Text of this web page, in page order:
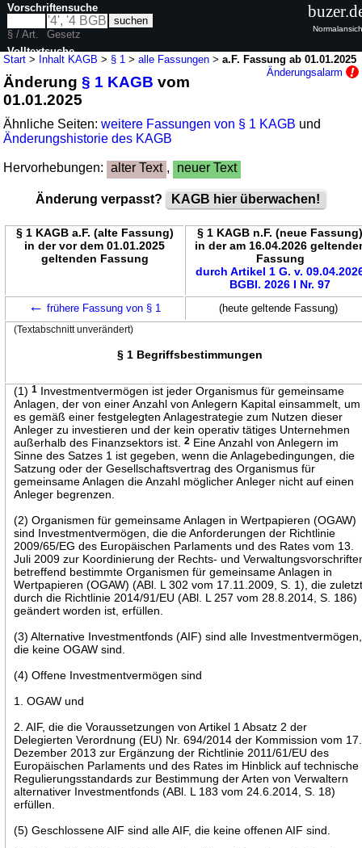
Start > Inhalt KAGB > § 1 >alle Fassungen >a.F. Fassung ab 01.01.2025
Änderungsalarm
Änderung§ 1 KAGB vom
01.01.2025
Ähnliche Seiten:weitere Fassungen von § 1 KAGB und
Änderungshistorie des KAGB
Hervorhebungen: alter Text , neuer Text
Änderung verpasst? KAGB hier überwachen!
§ 1 KAGB a.F. (alte Fassung)
in der vor dem 01.01.2025
geltenden Fassung
§ 1 KAGB n.F. (neue
in der am 16.04.2026
Fassung
durch Artikel 1 G. v.
BGBl. 2026 I Nr. 97
← frühere Fassung von § 1 (heute geltende Fassung)
(Textabschnitt unverändert)
§ 1 Begriffsbestimmungen
(1)1 Investmentvermögen ist jeder Organismus für gemeinsame
Anlagen, der von einer Anzahl von Anlegern Kapital einsammelt, um
es gemäß einer festgelegten Anlagestrategie zum Nutzen dieser
Anleger zu investieren und der kein operativ tätiges Unternehmen
außerhalb des Finanzsektors ist.2 Eine Anzahl von Anlegern im
Sinne des Satzes 1 ist gegeben, wenn die Anlagebedingungen, die
Satzung oder der Gesellschaftsvertrag des Organismus für
gemeinsame Anlagen die Anzahl möglicher Anleger nicht auf einen
Anleger begrenzen.
(2) Organismen für gemeinsame Anlagen in Wertpapieren (OGAW)
sind Investmentvermögen, die die Anforderungen der Richtlinie
2009/65/EG des Europäischen Parlaments und des Rates vom 13.
Juli 2009 zur Koordinierung der Rechts- und
betreffend bestimmte Organismen für gemeinsame Anlagen in
Wertpapieren (OGAW) (ABl. L 302 vom 17.11.2009, S. 1), die
durch die Richtlinie 2014/91/EU (ABl. L 257 vom 28.8.2014, S. 186)
geändert worden ist, erfüllen.
(3) Alternative Investmentfonds (AIF) sind alle Investmentvermögen,
die keine OGAW sind.
(4) Offene Investmentvermögen sind
1. OGAW und
2. AIF, die die Voraussetzungen von Artikel 1 Absatz 2 der
Delegierten Verordnung (EU) Nr. 694/2014 der Kommission vom 17.
Dezember 2013 zur Ergänzung der Richtlinie 2011/61/EU des
Europäischen Parlaments und des Rates im Hinblick auf technische
Regulierungsstandards zur Bestimmung der Arten von Verwaltern
alternativer Investmentfonds (ABl. L 183 vom 24.6.2014, S. 18)
erfüllen.
(5) Geschlossene AIF sind alle AIF, die keine offenen AIF sind.
Vorschriftensuche
§ / Art.
Gesetz
Volltextsuche
nur in KAGB